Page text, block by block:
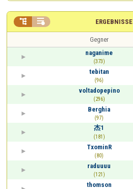
ERGEBNISSE
 
Gegner
naganime
(373)
tebitan
(96)
voltadopepino
(296)
Berghia
(97)
杰1
(181)
TxominR
(80)
raduuuu
(121)
thomson